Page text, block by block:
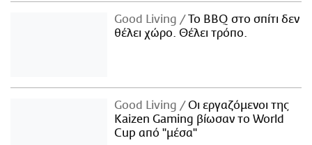
Good Living
Το BBQ στο σπίτι δεν
θέλει χώρο. Θέλει τρόπο.
Good Living
Οι εργαζόμενοι της
Kaizen Gaming βίωσαν το World
Cup από "μέσα"